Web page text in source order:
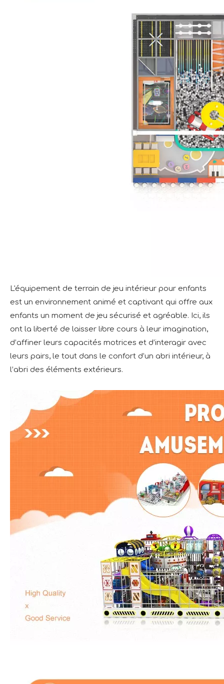
L'équipement de terrain de jeu intérieur pour enfants
est un environnement animé et captivant qui offre aux
enfants un moment de jeu sécurisé et agréable. Ici, ils
ont la liberté de laisser libre cours à leur imagination,
d’affiner leurs capacités motrices et d’interagir avec
leurs pairs, le tout dans le confort d’un abri intérieur, à
l’abri des éléments extérieurs.